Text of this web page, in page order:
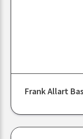
Frank Allart